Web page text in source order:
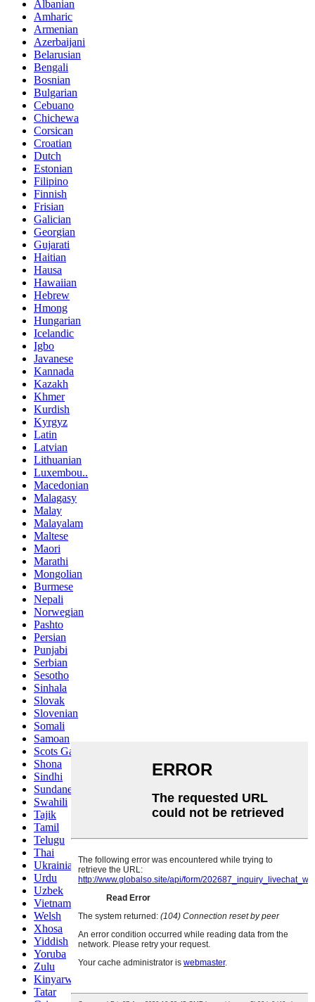
Albanian
Amharic
Armenian
Azerbaijani
Belarusian
Bengali
Bosnian
Bulgarian
Cebuano
Chichewa
Corsican
Croatian
Dutch
Estonian
Filipino
Finnish
Frisian
Galician
Georgian
Gujarati
Haitian
Hausa
Hawaiian
Hebrew
Hmong
Hungarian
Icelandic
Igbo
Javanese
Kannada
Kazakh
Khmer
Kurdish
Kyrgyz
Latin
Latvian
Lithuanian
Luxembou..
Macedonian
Malagasy
Malay
Malayalam
Maltese
Maori
Marathi
Mongolian
Burmese
Nepali
Norwegian
Pashto
Persian
Punjabi
Serbian
Sesotho
Sinhala
Slovak
Slovenian
Somali
Samoan
Scots Gaelic
Shona
Sindhi
Sundanese
Swahili
Tajik
Tamil
Telugu
Thai
Ukrainian
Urdu
Uzbek
Vietnamese
Welsh
Xhosa
Yiddish
Yoruba
Zulu
Kinyarwanda
Tatar